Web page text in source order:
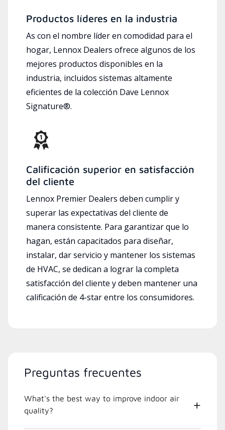
Productos líderes en la industria
As con el nombre líder en comodidad para el
hogar, Lennox Dealers ofrece algunos de los
mejores productos disponibles en la
industria, incluidos sistemas altamente
eficientes de la colección Dave Lennox
Signature®.
Calificación superior en satisfacción
del cliente
Lennox Premier Dealers deben cumplir y
superar las expectativas del cliente de
manera consistente. Para garantizar que lo
hagan, están capacitados para diseñar,
instalar, dar servicio y mantener los sistemas
de HVAC, se dedican a lograr la completa
satisfacción del cliente y deben mantener una
calificación de 4-star entre los consumidores.
Preguntas frecuentes
What's the best way to improve indoor air
quality?